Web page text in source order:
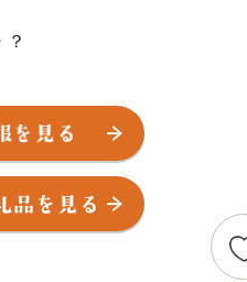
？
町がおでこの位置に当たると